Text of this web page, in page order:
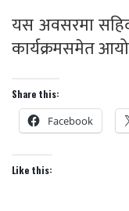
यस अवसरमा
कार्यक्रमसमेत
Share this:
Facebook
Like this: